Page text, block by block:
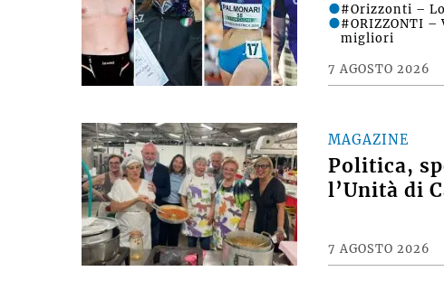
7 AGOSTO 2026
#Orizzonti –
#ORIZZONTI
migliori
MAGAZINE
Politica,
l’Unità di
7 AGOSTO 2026